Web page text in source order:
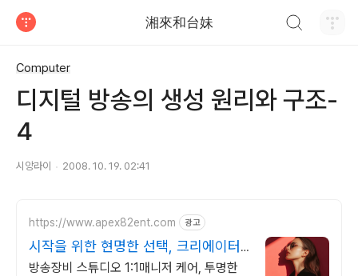
湘來和台妹
Computer
디지털 방송의 생성 원리와 구조-
4
시앙라이 2008. 10. 19. 02:41
https://www.apex82ent.com 광고
시작을 위한 현명한 선택, 크리에이터,
BJ 상시 모집
방송장비 스튜디오 1:1매니저 케어, 투명한